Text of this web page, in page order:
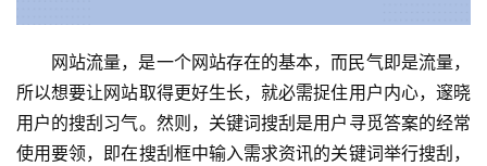
网站流量，是一个网站存在的基本，而民气即是流量，
所以想要让网站取得更好生长，就必需捉住用户内心，邃晓
用户的搜刮习气。然则，关键词搜刮是用户寻觅答案的经常
使用要领，即在搜刮框中输入需求资讯的关键词举行搜刮，